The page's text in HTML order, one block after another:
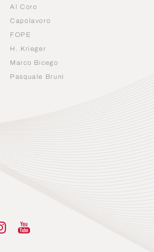
Al Coro
Capolavoro
FOPE
H. Krieger
Marco Bicego
Pasquale Bruni